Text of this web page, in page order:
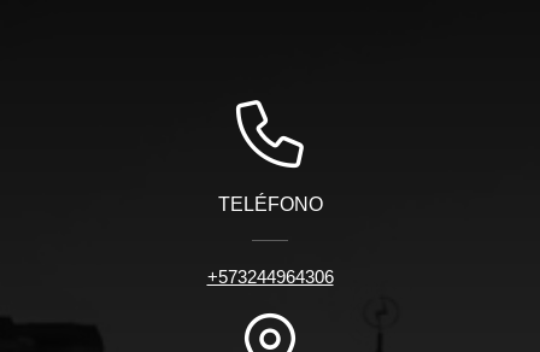
TELÉFONO
+573244964306